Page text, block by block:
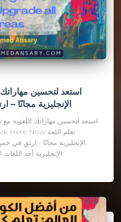
استعد لتحسين مهاراتك
الإنجليزية مجانًا
استعد لتحسين مهاراتك اللغوية مع
الإنجليزية مجانًا - ارتقِ في
الإنجليزية أحد